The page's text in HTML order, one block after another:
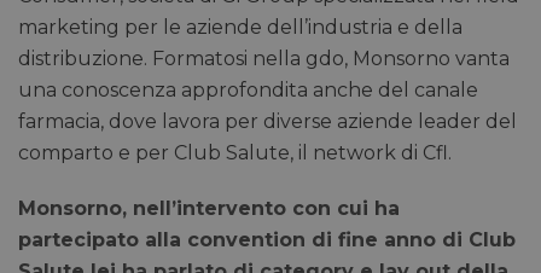
marketing per le aziende dell’industria e della
distribuzione. Formatosi nella gdo, Monsorno vanta
una conoscenza approfondita anche del canale
farmacia, dove lavora per diverse aziende leader del
comparto e per Club Salute, il network di Cfl.
Monsorno, nell’intervento con cui ha
partecipato alla convention di fine anno di Club